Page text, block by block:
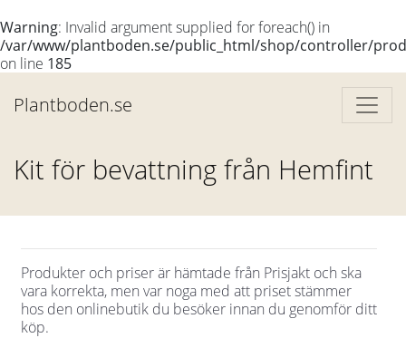
Warning: Invalid argument supplied for foreach() in
/var/www/plantboden.se/public_html/shop/controller/
on line 185
Plantboden.se
Kit för bevattning från Hemfint
Produkter och priser är hämtade från Prisjakt och ska
vara korrekta, men var noga med att priset stämmer
hos den onlinebutik du besöker innan du genomför ditt
köp.